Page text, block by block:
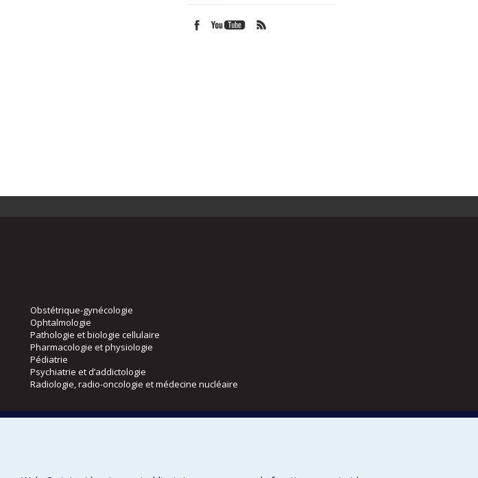
Obstétrique-gynécologie
Ophtalmologie
Pathologie et biologie cellulaire
Pharmacologie et physiologie
Pédiatrie
Psychiatrie et d’addictologie
Radiologie, radio-oncologie et médecine nucléaire